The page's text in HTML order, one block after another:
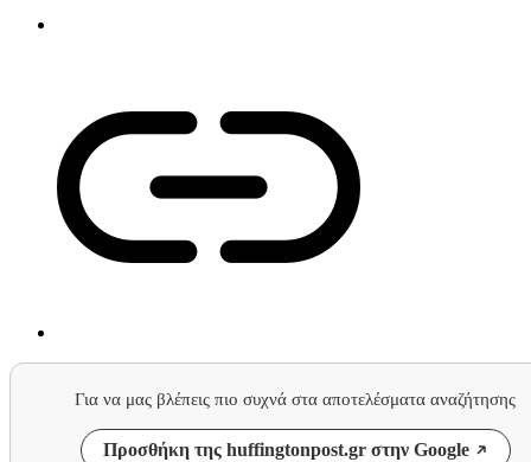
Για να μας βλέπεις πιο συχνά στα αποτελέσματα αναζήτησης
Προσθήκη της huffingtonpost.gr στην Google